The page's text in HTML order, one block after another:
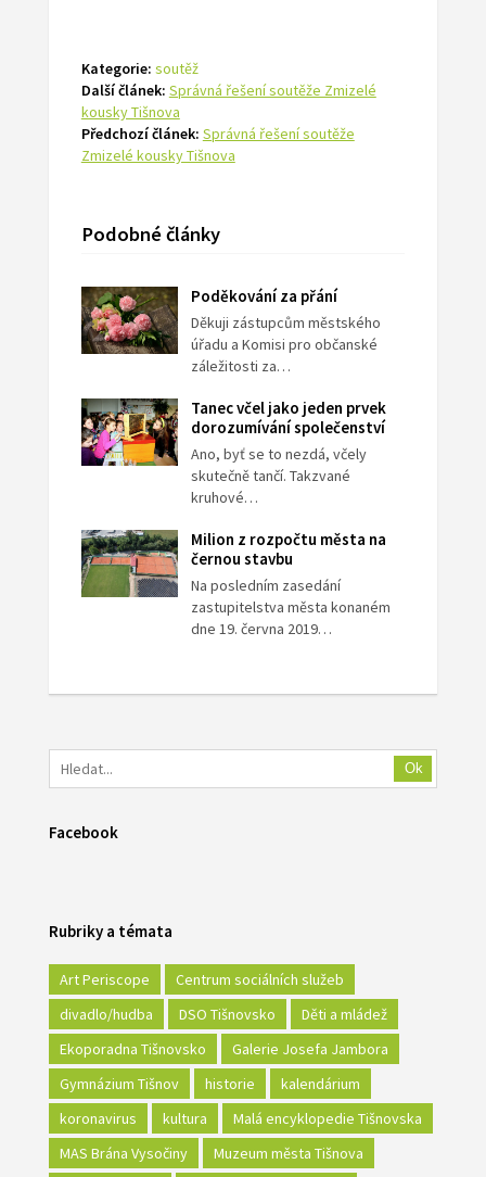
Kategorie: soutěž
Další článek: Správná řešení soutěže Zmizelé
kousky Tišnova
Předchozí článek: Správná řešení soutěže
Zmizelé kousky Tišnova
Podobné články
Poděkování za přání
Děkuji zástupcům městského
úřadu a Komisi pro občanské
záležitosti za…
Tanec včel jako jeden prvek
dorozumívání společenství
Ano, byť se to nezdá, včely
skutečně tančí. Takzvané
kruhové…
Milion z rozpočtu města na
černou stavbu
Na posledním zasedání
zastupitelstva města konaném
dne 19. června 2019…
Ok
Facebook
Rubriky a témata
Art Periscope
Centrum sociálních služeb
divadlo/hudba
DSO Tišnovsko
Děti a mládež
Ekoporadna Tišnovsko
Galerie Josefa Jambora
Gymnázium Tišnov
historie
kalendárium
koronavirus
kultura
Malá encyklopedie Tišnovska
MAS Brána Vysočiny
Muzeum města Tišnova